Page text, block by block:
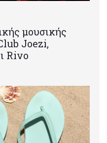
μουσικής
Joezi,
Rivo